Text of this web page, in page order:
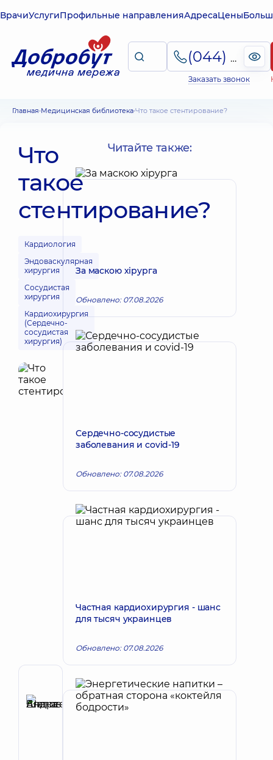
ВрачиУслугиПрофильные направленияАдресаЦены
(044) 495-2-888
Заказать звонок
Главная Медицинская библиотека Что такое стентирование?
Что
такое
стентирование?
Кардиология
Эндоваскулярная
хирургия
Сосудистая
хирургия
Кардиохирургия
(Сердечно-
сосудистая
хирургия)
Автор
Шаповалова
Елена
Читайте также:
За маскою хірурга
Обновлено: 07.08.2026
Сердечно-сосудистые
заболевания и covid-19
Обновлено: 07.08.2026
Частная кардиохирургия - шанс
для тысяч украинцев
Обновлено: 07.08.2026